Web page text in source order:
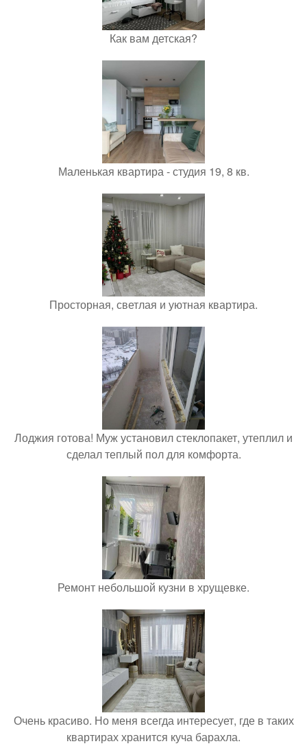
Как вам детская?
Маленькая квартира - студия 19, 8 кв.
Просторная, светлая и уютная квартира.
Лоджия готова! Муж установил стеклопакет, утеплил и
сделал теплый пол для комфорта.
Ремонт небольшой кузни в хрущевке.
Очень красиво. Но меня всегда интересует, где в таких
квартирах хранится куча барахла.